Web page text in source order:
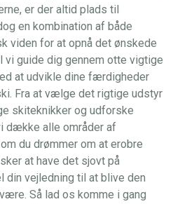
er der altid plads til
en kombination af både
viden for at opnå det ønskede
vi guide dig gennem otte vigtige
at udvikle dine færdigheder
Fra at vælge det rigtige udstyr
skiteknikker og udforske
dække alle områder af
du drømmer om at erobre
at have det sjovt på
din vejledning til at blive den
Så lad os komme i gang